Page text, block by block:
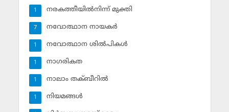
നരകത്തീയില്‍നിന്ന് മുക്തി
1
നവോത്ഥാന നായകര്‍
7
നവോത്ഥാന ശില്‍പികള്‍
1
നാഗരികത
1
നാലാം തക്ബീറില്‍
1
നിയമങ്ങള്‍
1